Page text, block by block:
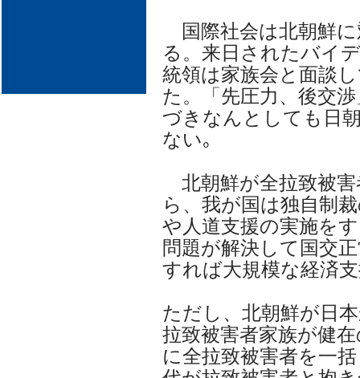
国際社会は北朝鮮
る。来日されたバイ
統領は家族会と面談
た。「先圧力、後交
づきなんとしても日
ない｡
北朝鮮が全拉致被害
ら、我が国は独自制
や人道支援の実施を
問題が解決して国交
すれば大規模な経済
ただし、北朝鮮が日
拉致被害者家族が健
に全拉致被害者を一